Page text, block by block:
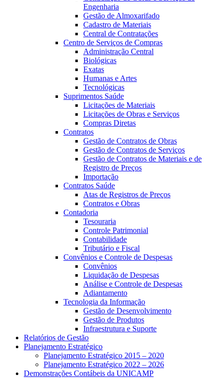
Engenharia
Gestão de Almoxarifado
Cadastro de Materiais
Central de Contratações
Centro de Serviços de Compras
Administração Central
Biológicas
Exatas
Humanas e Artes
Tecnológicas
Suprimentos Saúde
Licitações de Materiais
Licitações de Obras e Serviços
Compras Diretas
Contratos
Gestão de Contratos de Obras
Gestão de Contratos de Serviços
Gestão de Contratos de Materiais e de
Registro de Preços
Importação
Contratos Saúde
Atas de Registros de Preços
Contratos e Obras
Contadoria
Tesouraria
Controle Patrimonial
Contabilidade
Tributário e Fiscal
Convênios e Controle de Despesas
Convênios
Liquidação de Despesas
Análise e Controle de Despesas
Adiantamento
Tecnologia da Informação
Gestão de Desenvolvimento
Gestão de Produtos
Infraestrutura e Suporte
Relatórios de Gestão
Planejamento Estratégico
Planejamento Estratégico 2015 – 2020
Planejamento Estratégico 2022 – 2026
Demonstrações Contábeis da UNICAMP